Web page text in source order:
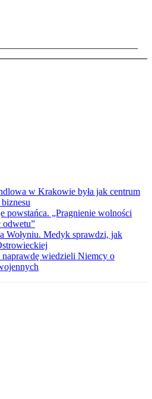
w Krakowie była jak centrum
powstańca. „Pragnienie wolności
odwetu”
Wołyniu. Medyk sprawdzi, jak
wiedzieli Niemcy o